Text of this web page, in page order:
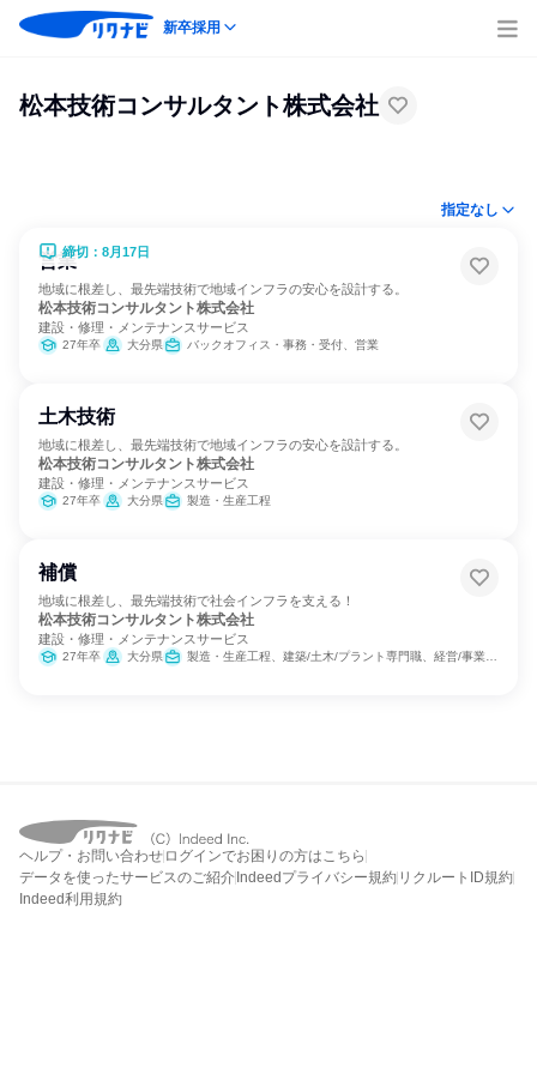
新卒採用
松本技術コンサルタント株式会社
指定なし
締切：8月17日
営業
地域に根差し、最先端技術で地域インフラの安心を設計する。
松本技術コンサルタント株式会社
建設・修理・メンテナンスサービス
27年卒 大分県 バックオフィス・事務・受付、営業
土木技術
地域に根差し、最先端技術で地域インフラの安心を設計する。
松本技術コンサルタント株式会社
建設・修理・メンテナンスサービス
27年卒 大分県 製造・生産工程
補償
地域に根差し、最先端技術で社会インフラを支える！
松本技術コンサルタント株式会社
建設・修理・メンテナンスサービス
27年卒 大分県 製造・生産工程、建築/土木/プラント専門職、経営/事業企画
ヘルプ・お問い合わせ ログインでお困りの方はこちら
データを使ったサービスのご紹介 Indeedプライバシー規約 リクルートID規約
Indeed利用規約